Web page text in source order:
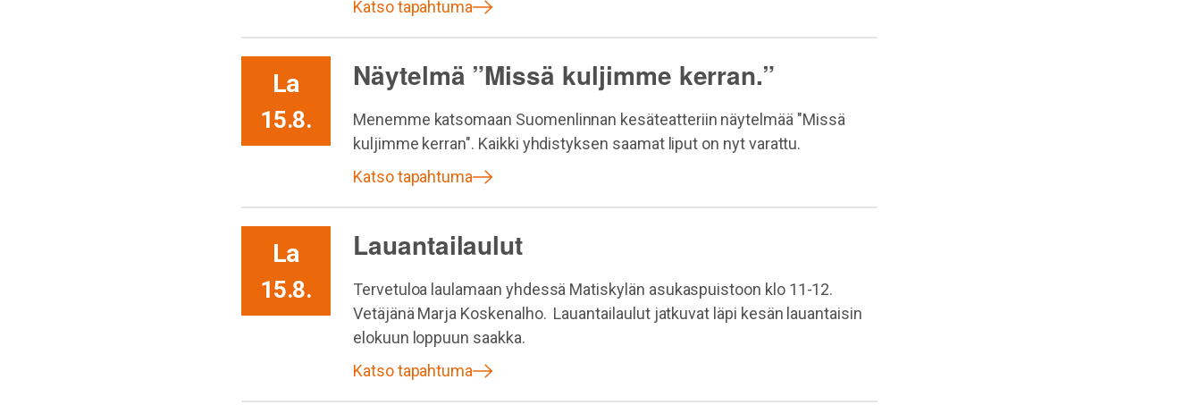
Katso tapahtuma
La
15.8.
Näytelmä ”Missä kuljimme kerran.”
Menemme katsomaan Suomenlinnan kesäteatteriin näytelmää "Missä
kuljimme kerran". Kaikki yhdistyksen saamat liput on nyt varattu.
Katso tapahtuma
La
15.8.
Lauantailaulut
Tervetuloa laulamaan yhdessä Matiskylän asukaspuistoon klo 11-12.
Vetäjänä Marja Koskenalho. Lauantailaulut jatkuvat läpi kesän lauantaisin
elokuun loppuun saakka.
Katso tapahtuma